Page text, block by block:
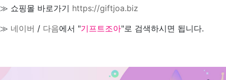
≫ 쇼핑몰 바로가기 https://giftjoa.biz
≫ 네이버 / 다음에서 "기프트조아"로 검색하시면 됩니다.